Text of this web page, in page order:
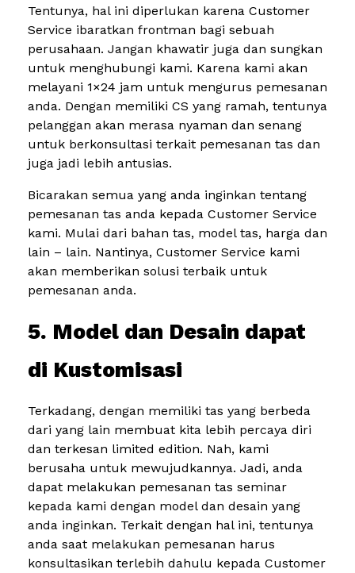
Tentunya, hal ini diperlukan karena Customer
Service ibaratkan frontman bagi sebuah
perusahaan. Jangan khawatir juga dan sungkan
untuk menghubungi kami. Karena kami akan
melayani 1×24 jam untuk mengurus pemesanan
anda. Dengan memiliki CS yang ramah, tentunya
pelanggan akan merasa nyaman dan senang
untuk berkonsultasi terkait pemesanan tas dan
juga jadi lebih antusias.
Bicarakan semua yang anda inginkan tentang
pemesanan tas anda kepada Customer Service
kami. Mulai dari bahan tas, model tas, harga dan
lain – lain. Nantinya, Customer Service kami
akan memberikan solusi terbaik untuk
pemesanan anda.
5. Model dan Desain dapat
di Kustomisasi
Terkadang, dengan memiliki tas yang berbeda
dari yang lain membuat kita lebih percaya diri
dan terkesan limited edition. Nah, kami
berusaha untuk mewujudkannya. Jadi, anda
dapat melakukan pemesanan tas seminar
kepada kami dengan model dan desain yang
anda inginkan. Terkait dengan hal ini, tentunya
anda saat melakukan pemesanan harus
konsultasikan terlebih dahulu kepada Customer